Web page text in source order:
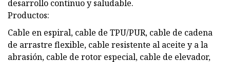
desarrollo continuo y saludable.
Productos:
Cable en espiral, cable de TPU/PUR, cable de cadena
de arrastre flexible, cable resistente al aceite y a la
abrasión, cable de rotor especial, cable de elevador,